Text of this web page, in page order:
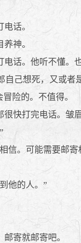
话。
神。
话。他听不懂。
己想死，又或者
险的。不值得。
快打完电话。皱眉
信。可能需要邮寄
他的人。”
寄就邮寄吧。